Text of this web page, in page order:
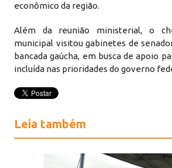
econômico da região.
Além da reunião ministerial, o
municipal visitou gabinetes de
bancada gaúcha, em busca de apoio
incluída nas prioridades do governo
Leia também